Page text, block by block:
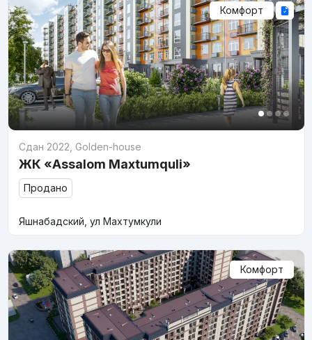
Комфорт
Сдан 2022 Golden-house
ЖК «Assalom Maxtumquli»
Продано
Яшнабадский, ул Махтумкули
Комфорт